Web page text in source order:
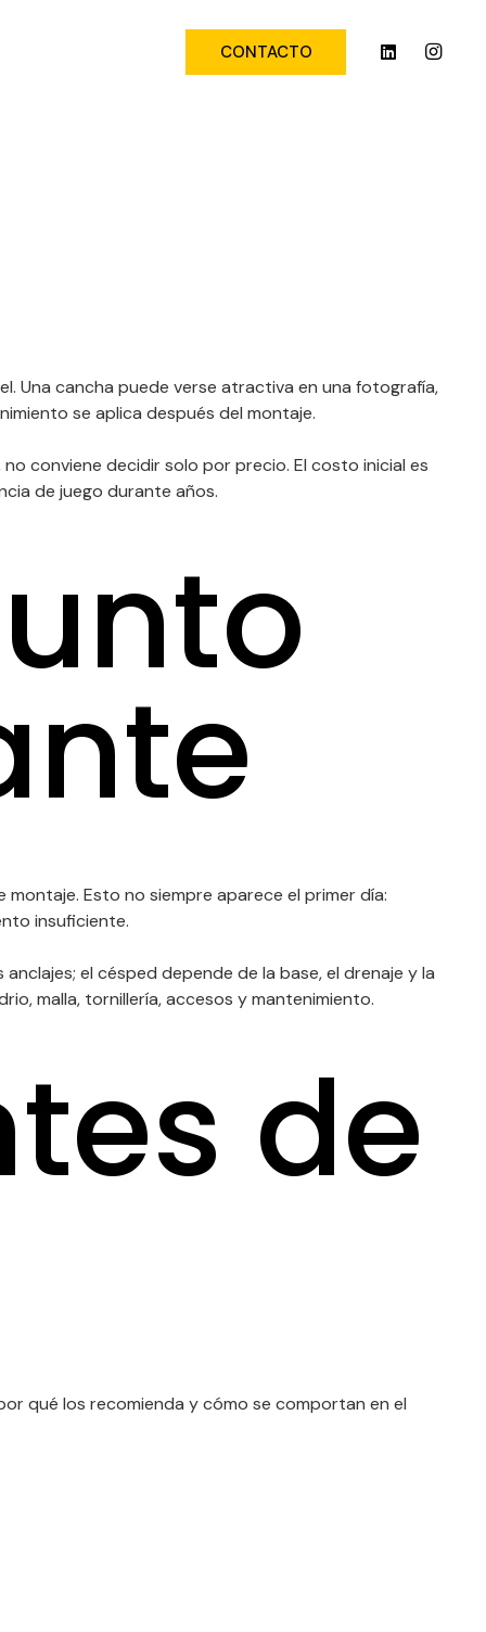
CONTACTO
Una cancha puede verse atractiva en una fotografía,
se aplica después del montaje.
conviene decidir solo por precio. El costo inicial es
de juego durante años.
Esto no siempre aparece el primer día:
insuficiente.
el césped depende de la base, el drenaje y la
malla, tornillería, accesos y mantenimiento.
de
qué los recomienda y cómo se comportan en el